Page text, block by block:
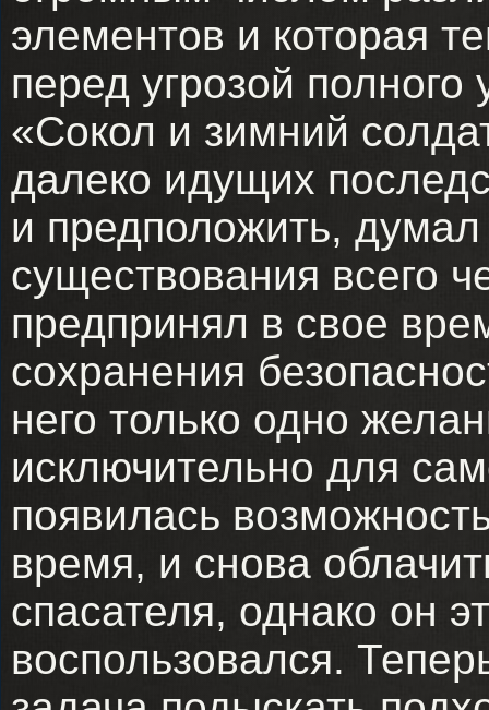
элементов и которая
перед угрозой
«Сокол и зимний
далеко идущих
и предположить,
существования всего
предпринял в свое
сохранения
него только одно
исключительно для
появилась
время, и снова
спасателя, однако он
воспользовался.